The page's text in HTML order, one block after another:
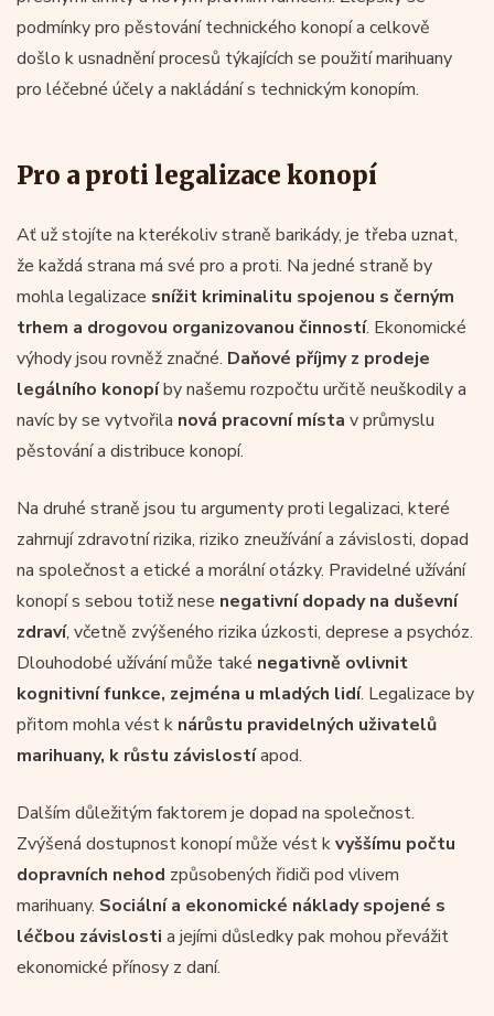
podmínky pro pěstování technického konopí a celkově
došlo k usnadnění procesů týkajících se použití marihuany
pro léčebné účely a nakládání s technickým konopím.
Pro a proti legalizace konopí
Ať už stojíte na kterékoliv straně barikády, je třeba uznat,
že každá strana má své pro a proti. Na jedné straně by
mohla legalizace snížit kriminalitu spojenou s černým
trhem a drogovou organizovanou činností. Ekonomické
výhody jsou rovněž značné. Daňové příjmy z prodeje
legálního konopíby našemu rozpočtu určitě neuškodily a
navíc by se vytvořila nová pracovní místa v průmyslu
pěstování a distribuce konopí.
Na druhé straně jsou tu argumenty proti legalizaci, které
zahrnují zdravotní rizika, riziko zneužívání a závislosti, dopad
na společnost a etické a morální otázky. Pravidelné užívání
konopí s sebou totiž nese negativní dopady na duševní
zdraví, včetně zvýšeného rizika úzkosti, deprese a psychóz.
Dlouhodobé užívání může také negativně ovlivnit
kognitivní funkce, zejména u mladých lidí. Legalizace by
přitom mohla vést k nárůstu pravidelných uživatelů
marihuany, k růstu závislostíapod.
Dalším důležitým faktorem je dopad na společnost.
Zvýšená dostupnost konopí může vést kvyššímu počtu
dopravních nehod způsobených řidiči pod vlivem
marihuany. Sociální a ekonomické náklady spojené s
léčbou závislosti a jejími důsledky pak mohou převážit
ekonomické přínosy z daní.